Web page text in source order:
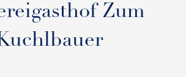
Zum